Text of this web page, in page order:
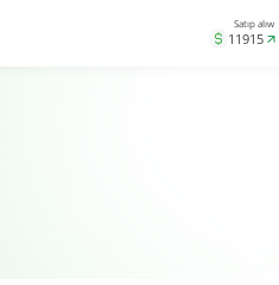
Satıp alıw
11915